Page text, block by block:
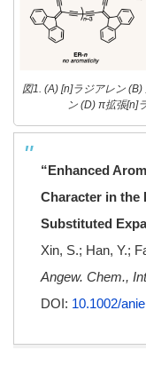
図1. (A) [n]ラジアレン
ン (D) π拡張[n]
“Enhanced
Character in the
Substituted
Xin, S.; Han, Y.;
Angew. Chem.,
DOI: 10.1002/